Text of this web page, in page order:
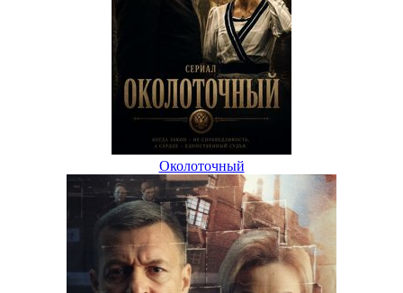
Околоточный